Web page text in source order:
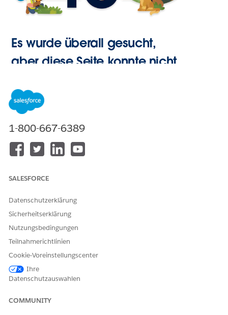
Es wurde überall gesucht,
aber diese Seite konnte nicht
1-800-667-6389
SALESFORCE
Datenschutzerklärung
Sicherheitserklärung
Nutzungsbedingungen
Teilnahmerichtlinien
Cookie-Voreinstellungscenter
Ihre
Datenschutzauswahlen
COMMUNITY